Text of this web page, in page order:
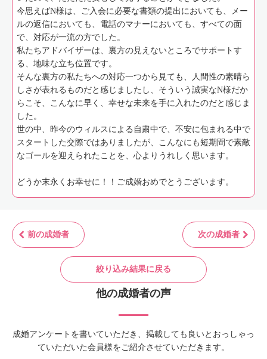
今思えばN様は、ご入会に必要な書類の提出においても、メー
ルの返信においても、電話のマナーにおいても、すべての面
で、対応が一流の方でした。
私たちアドバイザーは、裏方の見えないところでサポートす
る、地味な立ち位置です。
そんな裏方の私たちへの対応一つから見ても、人間性の素晴ら
しさが表れるものだと感じましたし、そういう誠実なN様だか
らこそ、こんなに早く、幸せな未来を手に入れたのだと感じま
した。
世の中、昨今のウィルスによる自粛中で、不安に包まれる中で
スタートした交際ではありましたが、こんなにも短期間で素敵
なゴールを迎えられたことを、心よりうれしく思います。
どうか末永くお幸せに！！ご成婚おめでとうございます。
前の成婚者 次の成婚者
絞り込み結果に戻る
他の成婚者の声
成婚アンケートを書いていただき、掲載しても良いとおっしゃっ
ていただいた会員様をご紹介させていただきます。